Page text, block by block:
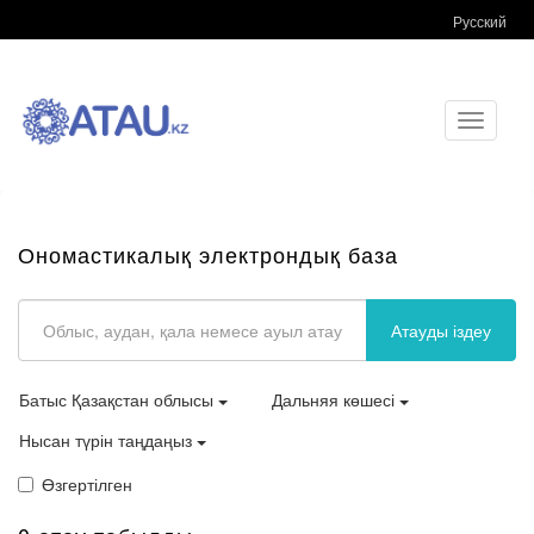
Русский
Toggle
Ономастикалық электрондық база
Атауды іздеу
Батыс Қазақстан облысы
Дальняя көшесі
Нысан түрін таңдаңыз
Өзгертілген